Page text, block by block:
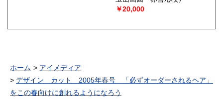
￥20,000
ホーム
アイメディア
デザイン カット 2005年春号 「必ずオーダーされるヘア」
をこの春向けに創れるようになろう